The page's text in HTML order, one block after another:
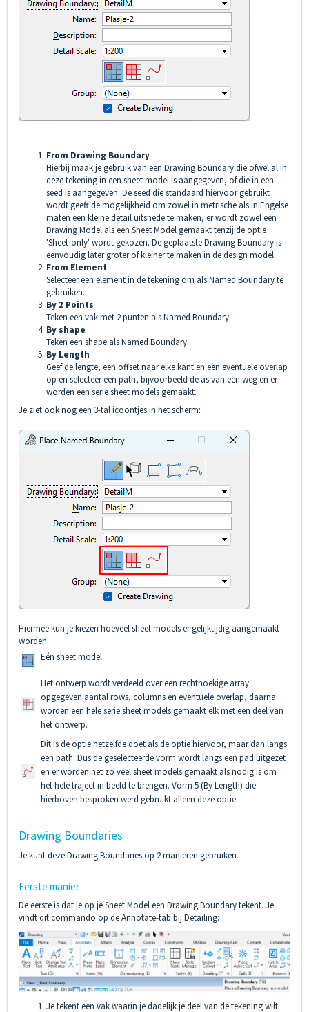
From Drawing Boundary
Hierbij maak je gebruik van een Drawing Boundary die ofwel al in
deze tekening in een sheet model is aangegeven, of die in een
seed is aangegeven. De seed die standaard hiervoor gebruikt
wordt geeft de mogelijkheid om zowel in metrische als in Engelse
maten een kleine detail uitsnede te maken, er wordt zowel een
Drawing Model als een Sheet Model gemaakt tenzij de optie
'Sheet-only' wordt gekozen. De geplaatste Drawing Boundary is
eenvoudig later groter of kleiner te maken in de design model.
From Element
Selecteer een element in de tekening om als Named Boundary te
gebruiken.
By 2 Points
Teken een vak met 2 punten als Named Boundary.
By shape
Teken een shape als Named Boundary.
By Length
Geef de lengte, een offset naar elke kant en een eventuele overlap
op en selecteer een path, bijvoorbeeld de as van een weg en er
worden een serie sheet models gemaakt.
Je ziet ook nog een 3-tal icoontjes in het scherm:
Hiermee kun je kiezen hoeveel sheet models er gelijktijdig aangemaakt
worden.
Eén sheet model
Het ontwerp wordt verdeeld over een rechthoekige array
opgegeven aantal rows, columns en eventuele overlap, daarna
worden een hele serie sheet models gemaakt elk met een deel van
het ontwerp.
Dit is de optie hetzelfde doet als de optie hiervoor, maar dan langs
een path. Dus de geselecteerde vorm wordt langs een pad uitgezet
en er worden net zo veel sheet models gemaakt als nodig is om
het hele traject in beeld te brengen. Vorm 5 (By Length) die
hierboven besproken werd gebruikt alleen deze optie.
Drawing Boundaries
Je kunt deze Drawing Boundaries op 2 manieren gebruiken.
Eerste manier
De eerste is dat je op je Sheet Model een Drawing Boundary tekent. Je
vindt dit commando op de Annotate-tab bij Detailing:
Je tekent een vak waarin je dadelijk je deel van de tekening wilt